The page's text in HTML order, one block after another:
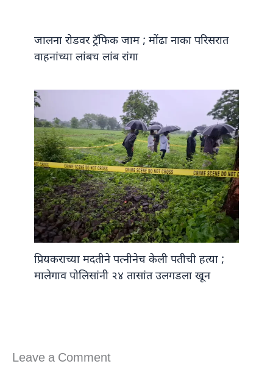
जालना रोडवर ट्रॅफिक जाम ; मोंढा नाका परिसरात
वाहनांच्या लांबच लांब रांगा
प्रियकराच्या मदतीने पत्नीनेच केली पतीची हत्या ;
मालेगाव पोलिसांनी २४ तासांत उलगडला खून
Leave a Comment